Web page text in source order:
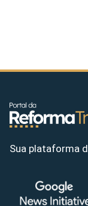
Sua plataforma